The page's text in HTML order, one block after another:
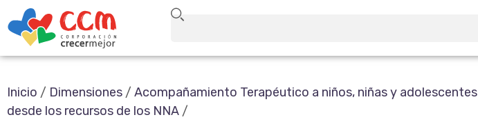
Inicio / Dimensiones / Acompañamiento Terapéutico a niños, niñas y adolescentes
desde los recursos de los NNA /